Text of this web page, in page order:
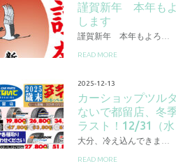
謹賀新年 本年も
します
謹賀新年 本年もよろ…
READ MORE
2025-12-13
カーショップツル
ないで都留店、冬
ラスト！12/31（
大分、冷え込んできま…
READ MORE